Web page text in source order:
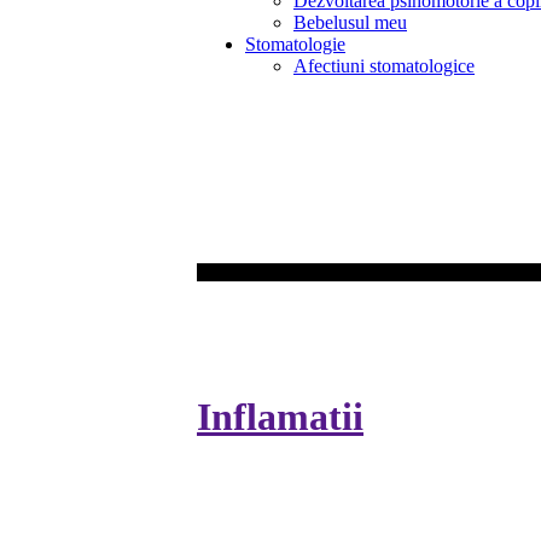
Bebelusul meu
Stomatologie
Afectiuni stomatologice
Inflamatii